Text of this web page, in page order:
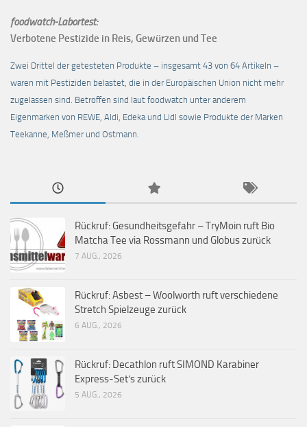
foodwatch-Labortest:
Verbotene Pestizide in Reis, Gewürzen und Tee
Zwei Drittel der getesteten Produkte – insgesamt 43 von 64 Artikeln –
waren mit Pestiziden belastet, die in der Europäischen Union nicht mehr
zugelassen sind. Betroffen sind laut foodwatch unter anderem
Eigenmarken von REWE, Aldi, Edeka und Lidl sowie Produkte der Marken
Teekanne, Meßmer und Ostmann.
Rückruf: Gesundheitsgefahr – TryMoin ruft Bio
Matcha Tee via Rossmann und Globus zurück
7 AUG., 2026
Rückruf: Asbest – Woolworth ruft verschiedene
Stretch Spielzeuge zurück
6 AUG., 2026
Rückruf: Decathlon ruft SIMOND Karabiner
Express-Set’s zurück
5 AUG., 2026